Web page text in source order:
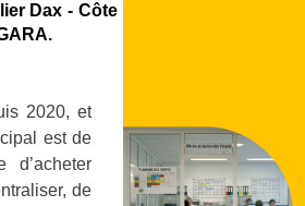
Dax - Côte
2020, et
est de
d’acheter
de